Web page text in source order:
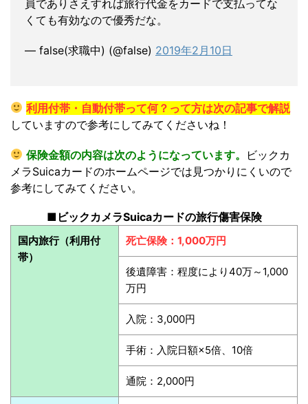
員でありさえすれば旅行代金をカードで支払ってな
くても有効なので優秀だな。
— false(求職中) (@false) 2019年2月10日
利用付帯・自動付帯って何？って方は次の記事で解説
していますので参考にしてみてくださいね！
保険金額の内容は次のようになっています。
ビックカ
メラSuicaカードのホームページでは見つかりにくいので
参考にしてみてください。
■ビックカメラSuicaカードの旅行傷害保険
国内旅行（利用付
帯）
死亡保険：1,000万円
後遺障害：程度により40万～1,000
万円
入院：3,000円
手術：入院日額×5倍、10倍
通院：2,000円